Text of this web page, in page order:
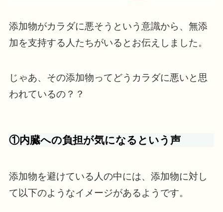
添加物がカラダに悪そうという意識から、無添
加を支持する人たちがいるとお伝えしました。
じゃあ、その添加物ってどうカラダに悪いと思
われているの？？
①内臓への負担が気になるという声
添加物を避けている人の中には、添加物に対し
て以下のようなイメージがあるようです。